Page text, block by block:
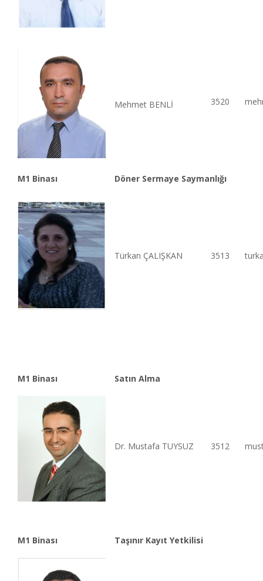
Mehmet BENLİ 3520
M1 Binası Döner Sermaye Saymanlığı
Türkan ÇALIŞKAN 3513
M1 Binası Satın Alma
Dr. Mustafa TUYSUZ 3512
M1 Binası Taşınır Kayıt Yetkilisi